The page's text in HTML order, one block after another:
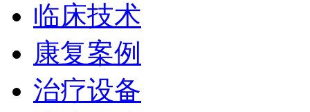
临床技术
康复案例
治疗设备